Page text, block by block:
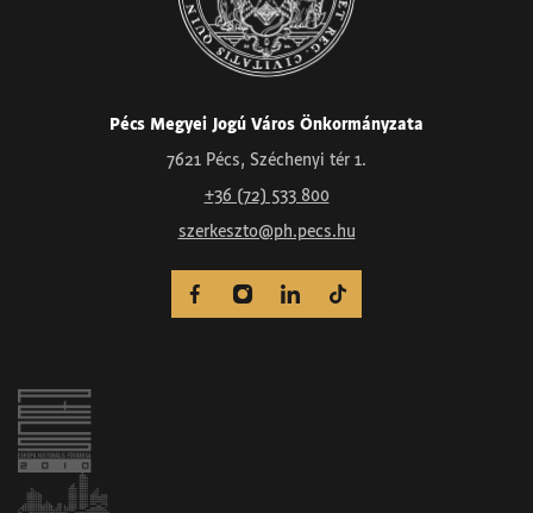
Pécs Megyei Jogú Város Önkormányzata
7621 Pécs, Széchenyi tér 1.
+36 (72) 533 800
szerkeszto@ph.pecs.hu